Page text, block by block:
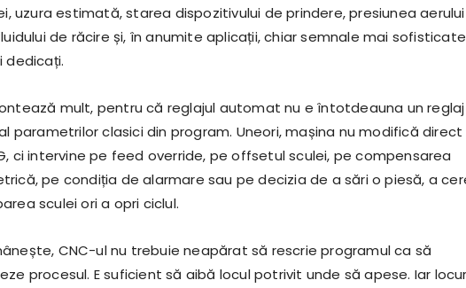
uzura estimată, starea dispozitivului de prindere, presiunea aerului
de răcire și, în anumite aplicații, chiar semnale mai
dedicați.
mult, pentru că reglajul automat nu e întotdeauna un reglaj
parametrilor clasici din program. Uneori, mașina nu modifică direct
ci intervine pe feed override, pe offsetul sculei, pe compensarea
pe condiția de alarmare sau pe decizia de a sări o piesă, a
sculei ori a opri ciclul.
CNC-ul nu trebuie neapărat să rescrie programul ca să
procesul. E suficient să aibă locul potrivit unde să apese. Iar